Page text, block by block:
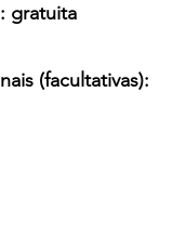
gratuita
(facultativas):